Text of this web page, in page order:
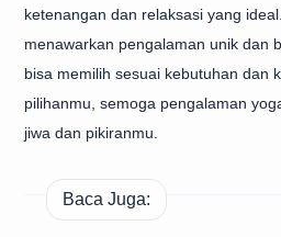
ketenangan dan relaksasi yang
menawarkan pengalaman unik dan
bisa memilih sesuai kebutuhan dan
pilihanmu, semoga pengalaman
jiwa dan pikiranmu.
Baca Juga: